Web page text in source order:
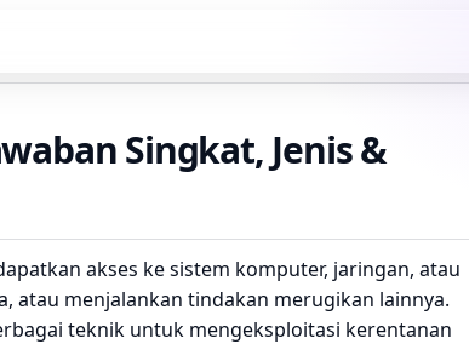
Singkat, Jenis &
akses ke sistem komputer, jaringan, atau
atau menjalankan tindakan merugikan lainnya.
teknik untuk mengeksploitasi kerentanan